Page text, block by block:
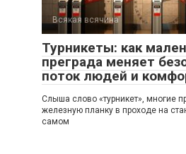
Всякая всячина
Турникеты: как
преграда меняет
поток людей и
Слыша слово «турникет», многие
железную планку в проходе на
самом